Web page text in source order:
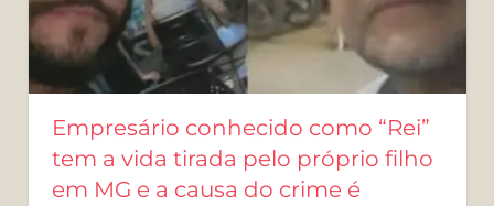
Empresário conhecido como “Rei”
tem a vida tirada pelo próprio filho
em MG e a causa do crime é